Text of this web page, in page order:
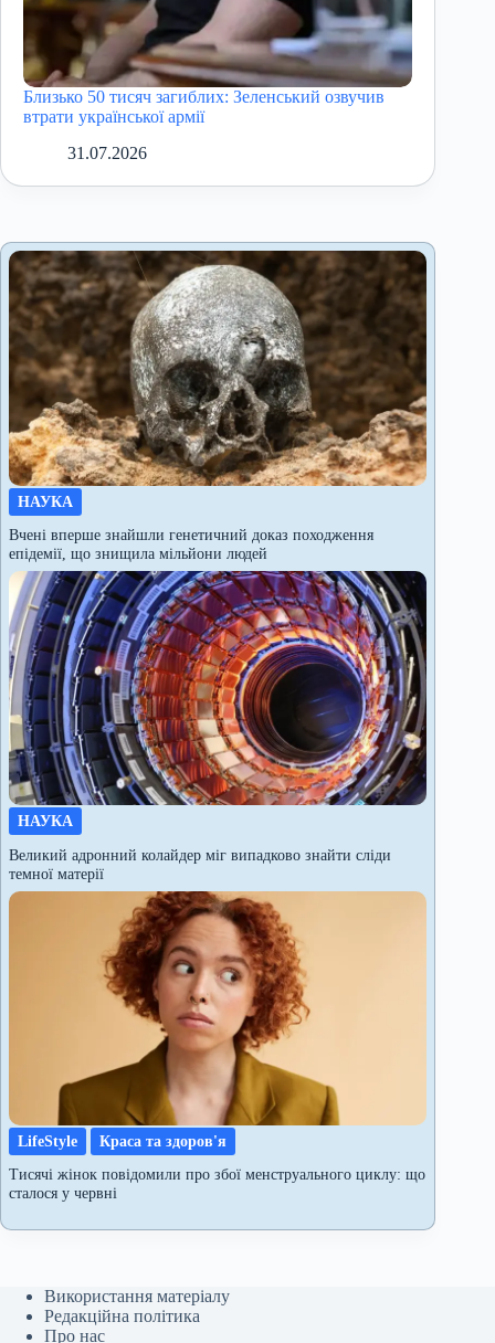
Близько 50 тисяч загиблих: Зеленський озвучив
втрати української армії
31.07.2026
НАУКА
Вчені вперше знайшли генетичний доказ походження
епідемії, що знищила мільйони людей
НАУКА
Великий адронний колайдер міг випадково знайти сліди
темної матерії
LifeStyle
Краса та здоров'я
Тисячі жінок повідомили про збої менструального циклу: що
сталося у червні
Використання матеріалу
Редакційна політика
Про нас